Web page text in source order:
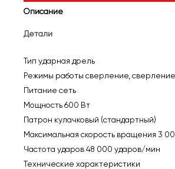
600V
Описание
Детали
Тип ударная дрель
Режимы работы сверление,
Питание сеть
Мощность 600 Вт
Патрон кулачковый (стандартный)
Максимальная скорость вращения 3
Частота ударов 48 000 ударов/мин
Технические характеристики